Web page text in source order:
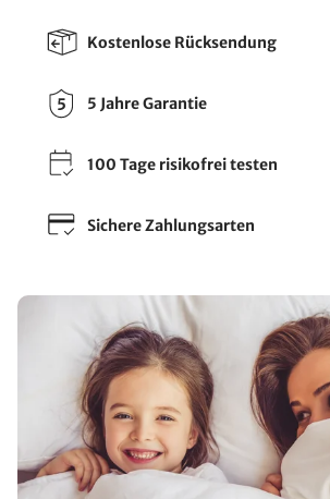
Kostenlose Rücksendung
5 Jahre Garantie
100 Tage risikofrei testen
Sichere Zahlungsarten